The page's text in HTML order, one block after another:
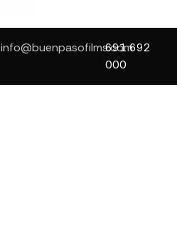
info@buenpasofilms.com
691 692
000